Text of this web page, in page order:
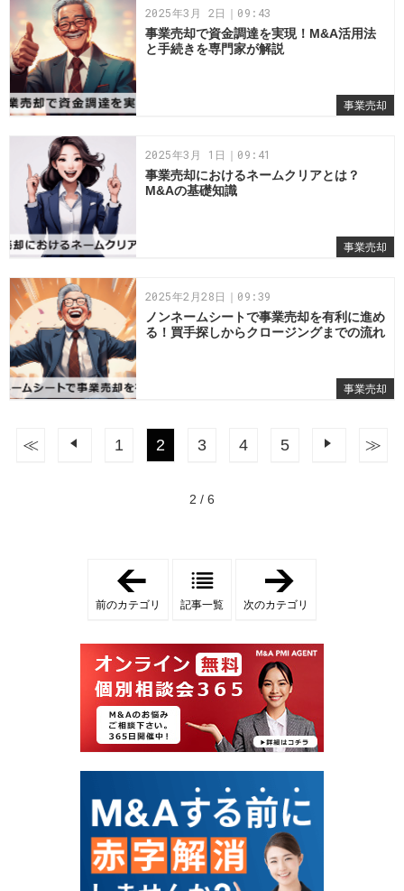
事業売却
2025年3月 2日｜09:43
事業売却で資金調達を実現！M&A活用法
と手続きを専門家が解説
事業売却
2025年3月 1日｜09:41
事業売却におけるネームクリアとは？
M&Aの基礎知識
事業売却
2025年2月28日｜09:39
ノンネームシートで事業売却を有利に進め
る！買手探しからクロージングまでの流れ
≪ 前へ
1 2 3 4 5 次へ
≫
2 / 6
前のカテゴリ 記事一覧 次のカテゴリ